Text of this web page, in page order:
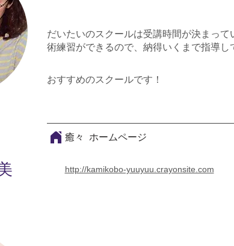
だいたいのスクールは受講時間が決まって
術練習ができるので、納得いくまで指導し
おすすめのスクールです！
癒々 ホームページ
http://kamikobo-yuuyuu.crayonsite.com